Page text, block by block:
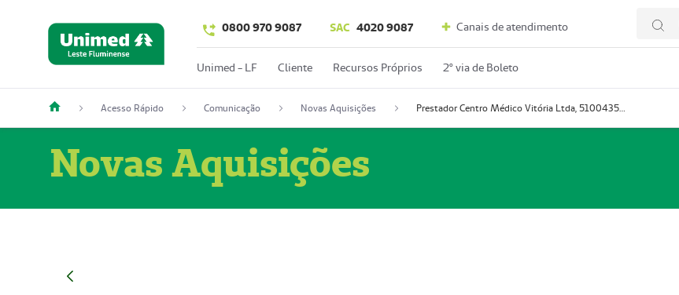
0800 970 9087 SAC 4020 9087 Canais de atendimento
Unimed - LF Cliente Recursos Próprios 2º via de Boleto
Acesso Rápido Comunicação Novas Aquisições Prestador Centro Médico Vitória Ltda, 51004350-4: Centro Médico Vitória Ltda (Nome Fantasia: Policlínica Master)
Novas Aquisições